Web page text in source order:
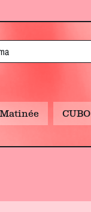
Matinée CUBO